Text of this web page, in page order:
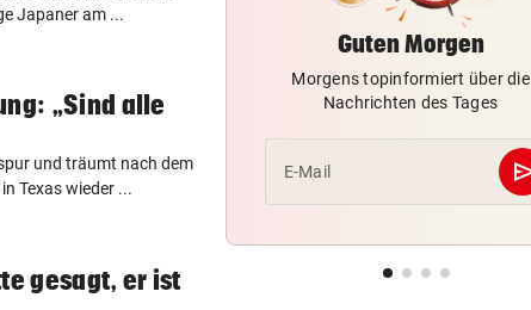
Japaner am ...
„Sind alle
und träumt nach dem
Texas wieder ...
gesagt, er ist
Guten Morgen
Morgens topinformiert über die
Nachrichten des Tages
E-Mail